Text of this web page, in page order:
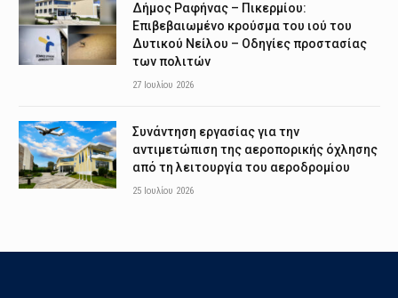
Δήμος Ραφήνας – Πικερμίου:
Επιβεβαιωμένο κρούσμα του ιού του
Δυτικού Νείλου – Οδηγίες προστασίας
των πολιτών
27 Ιουλίου 2026
Συνάντηση εργασίας για την
αντιμετώπιση της αεροπορικής όχλησης
από τη λειτουργία του αεροδρομίου
25 Ιουλίου 2026